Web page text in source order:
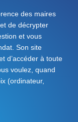
des maires
de décrypter
et vous
Son site
d’accéder à toute
voulez, quand
(ordinateur,